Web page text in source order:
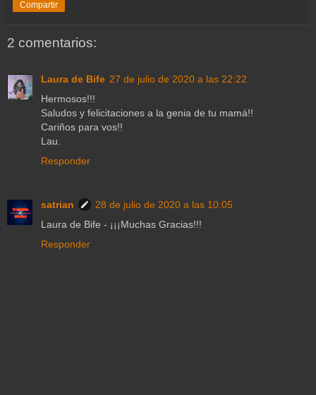
Compartir
2 comentarios:
Laura de Bife 27 de julio de 2020 a las 22:22
Hermosos!!!
Saludos y felicitaciones a la genia de tu mamá!!
Cariños para vos!!
Lau.
Responder
satrian
28 de julio de 2020 a las 10:05
Laura de Bife - ¡¡¡Muchas Gracias!!!
Responder